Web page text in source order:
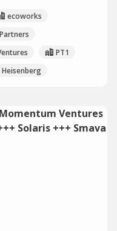
ecoworks
PT1
Heisenberg